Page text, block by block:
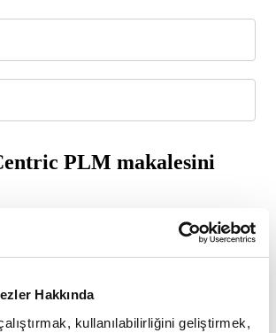
Hakkında
kullanılabilirliğini geliştirmek,
PLM makalesini